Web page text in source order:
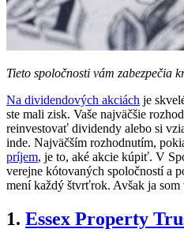
Tieto spoločnosti vám zabezpečia
Na dividendových akciách je
ste mali zisk. Vaše najväčšie
reinvestovať dividendy alebo si
inde. Najväčším rozhodnutím,
príjem, je to, aké akcie kúpiť. V
verejne kótovaných spoločností a
mení každý štvrťrok. Avšak ja
1. Essex Property